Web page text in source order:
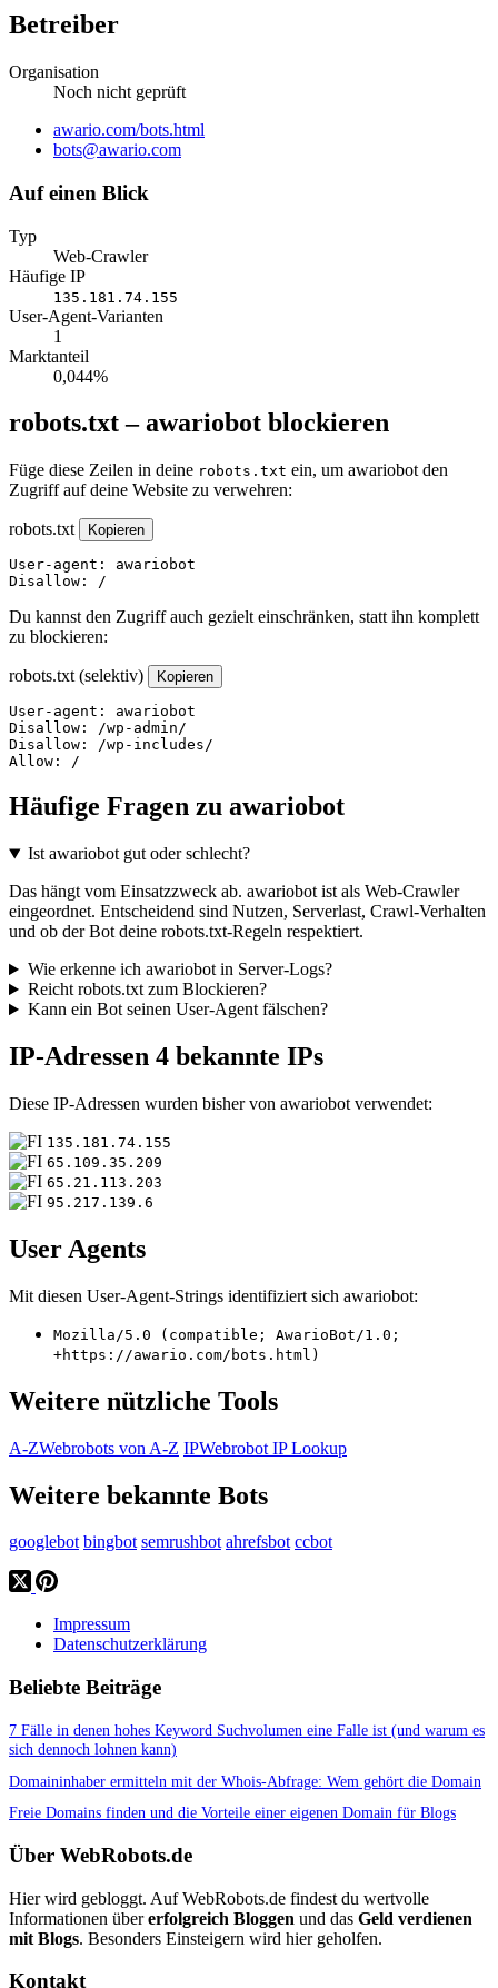
Betreiber
Organisation
Noch nicht geprüft
Website
awario.com/bots.html
E-
bots@awario.com
Auf einen Blick
Typ
Web-Crawler
Häufige IP
135.181.74.155
User-Agent-Varianten
1
Marktanteil
0,044%
robots.txt – awariobot blockieren
Füge diese Zeilen in deine robots.txt ein, um awariobot den
Zugriff auf deine Website zu verwehren:
robots.txt Kopieren
User-agent: awariobot
Disallow: /
Du kannst den Zugriff auch gezielt einschränken, statt ihn komplett
zu blockieren:
robots.txt (selektiv) Kopieren
User-agent: awariobot
Disallow: /wp-admin/
Disallow: /wp-includes/
Allow: /
Häufige Fragen zu awariobot
Ist awariobot gut oder schlecht?
Das hängt vom Einsatzzweck ab. awariobot ist als Web-Crawler
eingeordnet. Entscheidend sind Nutzen, Serverlast, Crawl-Verhalten
und ob der Bot deine robots.txt-Regeln respektiert.
Wie erkenne ich awariobot in Server-Logs?
Reicht robots.txt zum Blockieren?
Kann ein Bot seinen User-Agent fälschen?
IP-Adressen 4 bekannte IPs
Diese IP-Adressen wurden bisher von awariobot verwendet:
135.181.74.155
65.109.35.209
65.21.113.203
95.217.139.6
User Agents
Mit diesen User-Agent-Strings identifiziert sich awariobot:
Mozilla/5.0 (compatible; AwarioBot/1.0;
+https://awario.com/bots.html)
Weitere nützliche Tools
A-ZWebrobots von A-Z IPWebrobot IP Lookup
Weitere bekannte Bots
googlebot bingbot semrushbot ahrefsbot ccbot
Impressum
Datenschutzerklärung
Beliebte Beiträge
7 Fälle in denen hohes Keyword Suchvolumen eine Falle ist (und warum es
sich dennoch lohnen kann)
Domaininhaber ermitteln mit der Whois-Abfrage: Wem gehört die Domain
Freie Domains finden und die Vorteile einer eigenen Domain für Blogs
Über WebRobots.de
Hier wird gebloggt. Auf WebRobots.de findest du wertvolle
Informationen übererfolgreich Bloggen und das Geld verdienen
mit Blogs. Besonders Einsteigern wird hier geholfen.
Kontakt